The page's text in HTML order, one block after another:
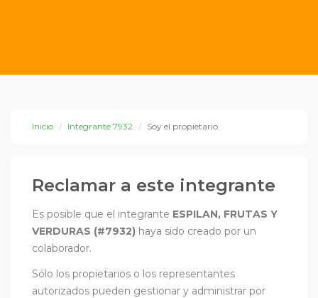
Inicio Integrante 7932 Soy el propietario
Reclamar a este integrante
Es posible que el integrante ESPILAN, FRUTAS Y
VERDURAS (#7932) haya sido creado por un
colaborador.
Sólo los propietarios o los representantes
autorizados pueden gestionar y administrar por